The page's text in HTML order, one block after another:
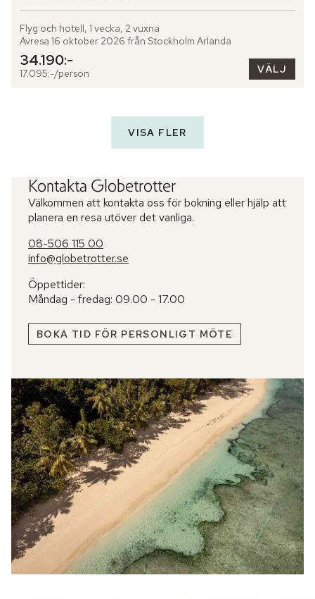
Flyg och hotell, 1 vecka, 2 vuxna
Avresa 16 oktober 2026 från Stockholm Arlanda
34.190:-
17.095:-/person VÄLJ
VISA FLER
Kontakta Globetrotter
Välkommen att kontakta oss för bokning eller hjälp att
planera en resa utöver det vanliga.
08-506 115 00
info@globetrotter.se
Öppettider:
Måndag - fredag: 09.00 - 17.00
BOKA TID FÖR PERSONLIGT MÖTE